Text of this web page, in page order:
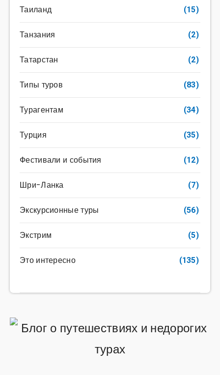
Таиланд (15)
Танзания (2)
Татарстан (2)
Типы туров (83)
Турагентам (34)
Турция (35)
Фестивали и события (12)
Шри-Ланка (7)
Экскурсионные туры (56)
Экстрим (5)
Это интересно (135)